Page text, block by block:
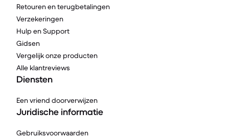
Retouren en terugbetalingen
Verzekeringen
Hulp en Support
Gidsen
Vergelijk onze producten
Alle klantreviews
Diensten
Een vriend doorverwijzen
Juridische informatie
Gebruiksvoorwaarden